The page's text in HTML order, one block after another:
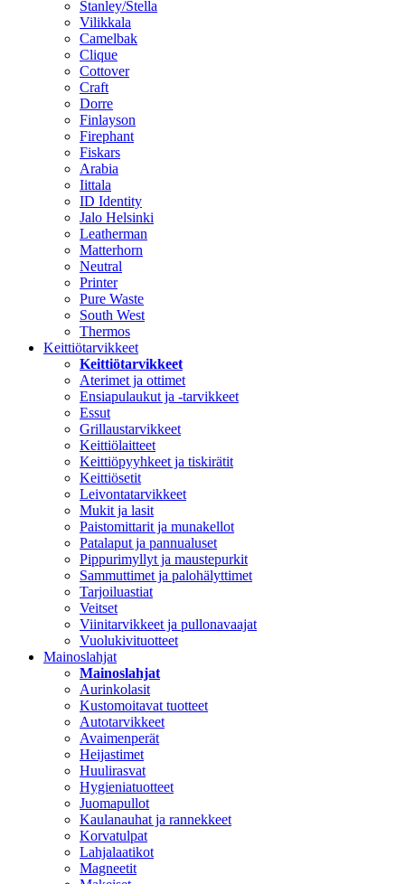
Stanley/Stella
Vilikkala
Camelbak
Clique
Cottover
Craft
Dorre
Finlayson
Firephant
Fiskars
Arabia
Iittala
ID Identity
Jalo Helsinki
Leatherman
Matterhorn
Neutral
Printer
Pure Waste
South West
Thermos
Keittiötarvikkeet
Keittiötarvikkeet
Aterimet ja ottimet
Ensiapulaukut ja -tarvikkeet
Essut
Grillaustarvikkeet
Keittiölaitteet
Keittiöpyyhkeet ja tiskirätit
Keittiösetit
Leivontatarvikkeet
Mukit ja lasit
Paistomittarit ja munakellot
Patalaput ja pannualuset
Pippurimyllyt ja maustepurkit
Sammuttimet ja palohälyttimet
Tarjoiluastiat
Veitset
Viinitarvikkeet ja pullonavaajat
Vuolukivituotteet
Mainoslahjat
Mainoslahjat
Aurinkolasit
Kustomoitavat tuotteet
Autotarvikkeet
Avaimenperät
Heijastimet
Huulirasvat
Hygieniatuotteet
Juomapullot
Kaulanauhat ja rannekkeet
Korvatulpat
Lahjalaatikot
Magneetit